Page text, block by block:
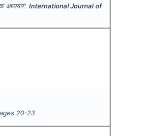
अध्ययन". International Journal of
20-23